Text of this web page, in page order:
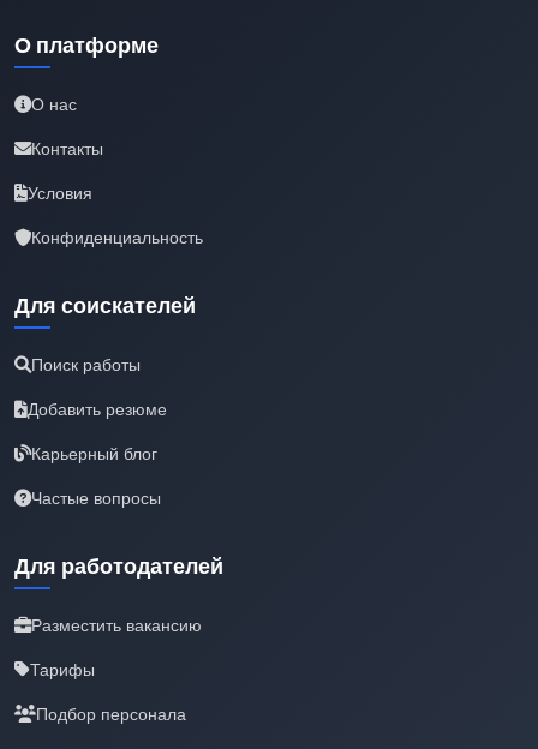
О платформе
О нас
Контакты
Условия
Конфиденциальность
Для соискателей
Поиск работы
Добавить резюме
Карьерный блог
Частые вопросы
Для работодателей
Разместить вакансию
Тарифы
Подбор персонала